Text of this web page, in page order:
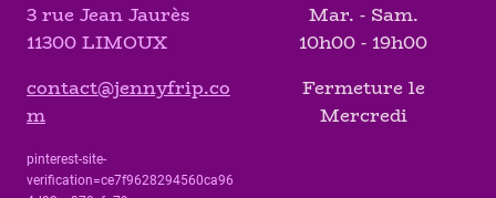
3 rue Jean Jaurès
11300 LIMOUX
contact@jennyfrip.co
m
pinterest-site-
verification=ce7f9628294560ca96
Mar. - Sam.
10h00 - 19h00
Fermeture le
Mercredi